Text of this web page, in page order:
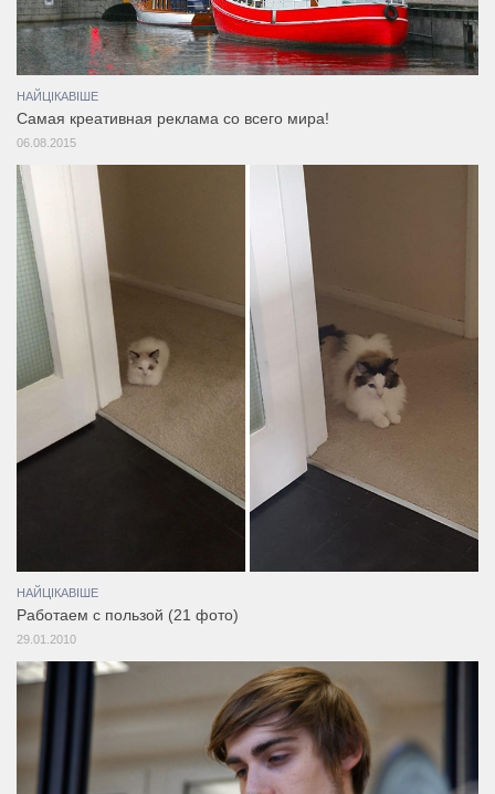
НАЙЦІКАВІШЕ
Самая креативная реклама со всего мира!
06.08.2015
НАЙЦІКАВІШЕ
Работаем с пользой (21 фото)
29.01.2010